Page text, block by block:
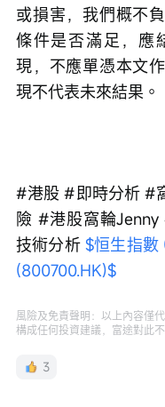
或損害，我們概不
條件是否滿足，應
現，不應單憑本文
現不代表未來結果。
#港股 #即時分析 #
險 #港股窩輪
技術分析 $恒生指數
(800700.HK)$
風險及免責聲明：以上內容僅
構成任何投資建議，富途對此
3